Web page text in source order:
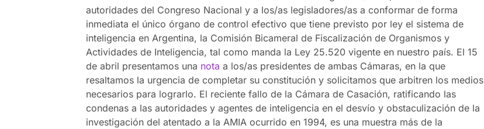
autoridades del Congreso Nacional y a los/as legisladores/as a conformar de forma
inmediata el único órgano de control efectivo que tiene previsto por ley el sistema de
inteligencia en Argentina, la Comisión Bicameral de Fiscalización de Organismos y
Actividades de Inteligencia, tal como manda la Ley 25.520 vigente en nuestro país. El 15
de abril presentamos una nota a los/as presidentes de ambas Cámaras, en la que
resaltamos la urgencia de completar su constitución y solicitamos que arbitren los medios
necesarios para lograrlo. El reciente fallo de la Cámara de Casación, ratificando las
condenas a las autoridades y agentes de inteligencia en el desvío y obstaculización de la
investigación del atentado a la AMIA ocurrido en 1994, es una muestra más de la